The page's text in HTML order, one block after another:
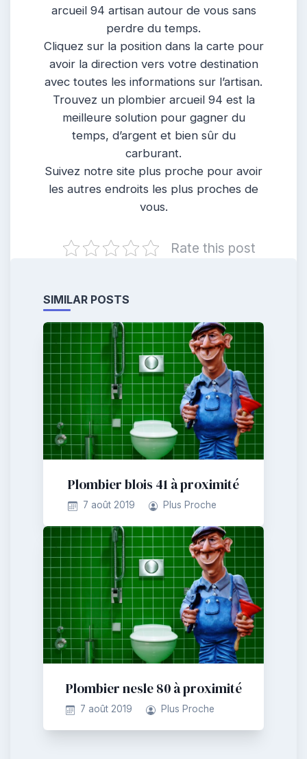
arcueil 94 artisan autour de vous sans
perdre du temps.
Cliquez sur la position dans la carte pour
avoir la direction vers votre destination
avec toutes les informations sur l’artisan.
Trouvez un plombier arcueil 94 est la
meilleure solution pour gagner du
temps, d’argent et bien sûr du
carburant.
Suivez notre site plus proche pour avoir
les autres endroits les plus proches de
vous.
Rate this post
SIMILAR POSTS
Plombier blois 41 à proximité
7 août 2019 Plus Proche
Plombier nesle 80 à proximité
7 août 2019 Plus Proche